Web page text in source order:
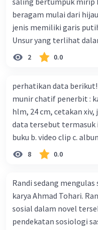
Virus dari Institut Peter
kekebalan, Melbourne,
mengembangkan virus
tubuh pasien yang terinfeksi
yang sesuai dengan
serangan virus Corona
tersebut. B. Para
corona yang menjadi
karena persebarannya
mawas diri dan
serangan virus corona
D. Virus corona
beragam mulai dari
jenis memiliki garis
Unsur yang terlihat
adalah... A. cara menyajikan isi buku B. bahasa yang
digunakan C. tokoh
2 0.0
perhatikan data berikut! judul : gurunya manusia penulis :
munir chatif penerbit : kaifa learning dimensi : xx = 256
hlm, 24 cm, cetakan xiv, juni 2014 , isbn :
data tersebut termasuk
buku b. video clip c.
8 0.0
Randi sedang
karya Ahmad Tohari.
sosial dalam novel
pendekatan sosiologi sastra. Berdasarkan